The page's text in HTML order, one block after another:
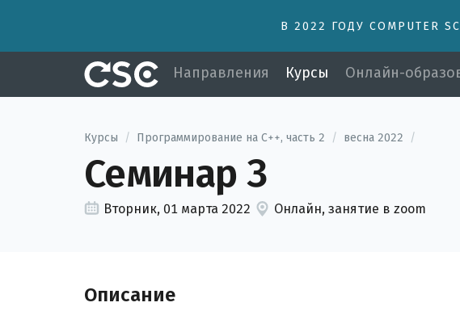
В 2022 ГОДУ COMPUTER
Направления Курсы Онлайн-
Курсы / Программирование на C++, часть 2 / весна 2022 /
Семинар 3
Вторник, 01 марта 2022 Онлайн, занятие в zoom
Описание